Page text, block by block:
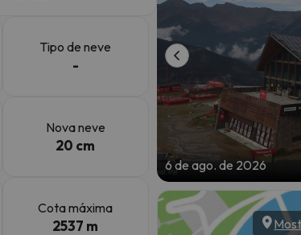
a sua bússola, estará de volta.
Tipo de neve
-
Nova neve
20 cm
Cota máxima
2537 m
6 de ago. de 2026